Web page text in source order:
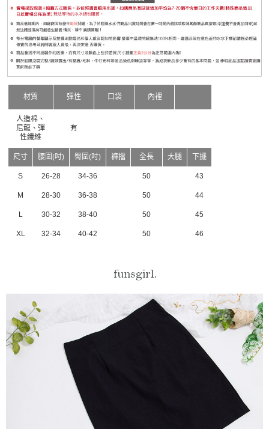
材質 彈性 口袋 內裡
人造棉、
尼龍、彈
性纖維
有
尺寸 腰圍(吋) 臀圍(吋) 褲擋 全長 大腿 下擺
S 26-28 34-36 50 43
M 28-30 36-38 50 44
L 30-32 38-40 50 45
XL 32-34 40-42 50 46